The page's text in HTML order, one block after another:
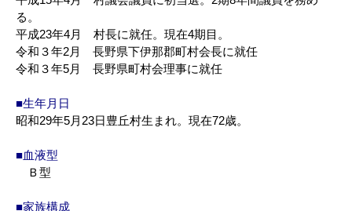
る。
平成23年4月 村長に就任。現在4期目。
令和３年2月 長野県下伊那郡町村会長に就任
令和３年5月 長野県町村会理事に就任
■生年月日
昭和29年5月23日豊丘村生まれ。現在72歳。
■血液型
Ｂ型
■家族構成